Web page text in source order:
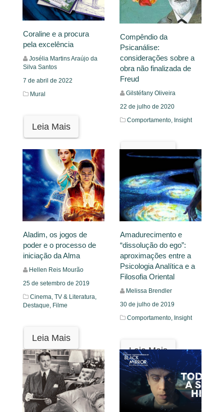
Coraline e a procura
pela excelência
Josélia Martins Araújo da
Silva Santos
7 de abril de 2022
Mural
Leia Mais
Compêndio da
Psicanálise:
considerações sobre a
obra não finalizada de
Freud
Gilstéfany Oliveira
22 de julho de 2020
Comportamento, Insight
Leia Mais
Aladim, os jogos de
poder e o processo de
iniciação da Alma
Hellen Reis Mourão
25 de setembro de 2019
Cinema, TV & Literatura,
Destaque, Filme
Leia Mais
Amadurecimento e
“dissolução do ego”:
aproximações entre a
Psicologia Analítica e a
Filosofia Oriental
Melissa Brendler
30 de julho de 2019
Comportamento, Insight
Leia Mais